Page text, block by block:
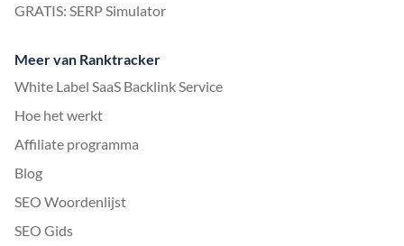
GRATIS: SERP Simulator
Meer van Ranktracker
White Label SaaS Backlink Service
Hoe het werkt
Affiliate programma
Blog
SEO Woordenlijst
SEO Gids